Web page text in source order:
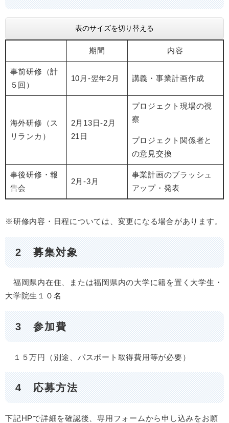
表のサイズを切り替える
期間 内容
事前研修（計
５回）
10月-翌年2月 講義・事業計画作成
海外研修（ス
リランカ）
2月13日-2月
21日
プロジェクト現場の視
察
プロジェクト関係者と
の意見交換
事後研修・報
告会
2月-3月
事業計画のブラッシュ
アップ・発表
※研修内容・日程については、変更になる場合があります。
2 募集対象
福岡県内在住、または福岡県内の大学に籍を置く大学生・
大学院生１０名
3 参加費
１５万円（別途、パスポート取得費用等が必要）
4 応募方法
下記HPで詳細を確認後、専用フォームから申し込みをお願